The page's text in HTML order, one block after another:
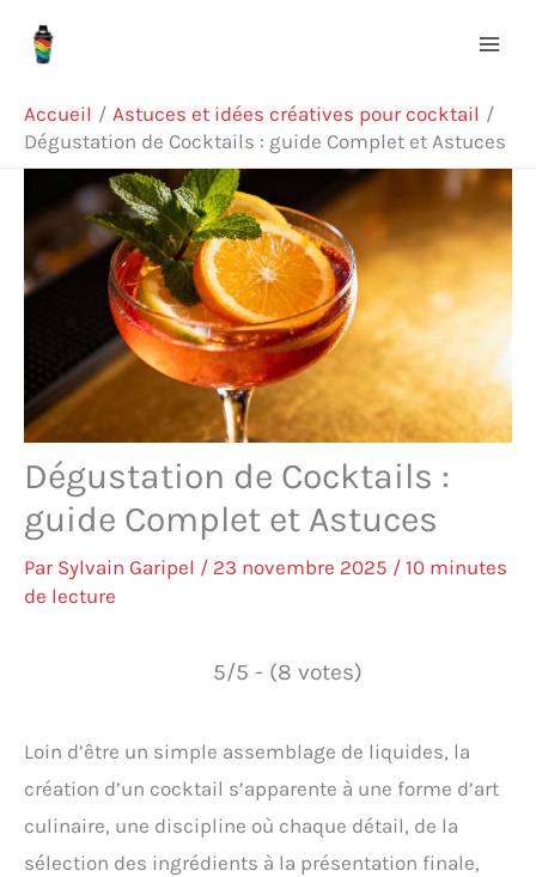
Accueil
Astuces et idées créatives pour cocktail
Dégustation de Cocktails : guide Complet et Astuces
Dégustation de Cocktails :
guide Complet et Astuces
Par Sylvain Garipel / 23 novembre 2025 / 10 minutes
de lecture
5/5 - (8 votes)
Loin d’être un simple assemblage de liquides, la
création d’un cocktail s’apparente à une forme d’art
culinaire, une discipline où chaque détail, de la
sélection des ingrédients à la présentation finale,
h
r
h
r